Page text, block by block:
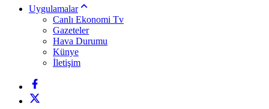
Uygulamalar
Canlı Ekonomi Tv
Gazeteler
Hava Durumu
Künye
İletişim